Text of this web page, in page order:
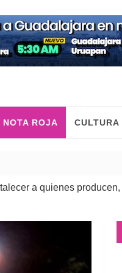
NOTA ROJA CULTURA
producen,